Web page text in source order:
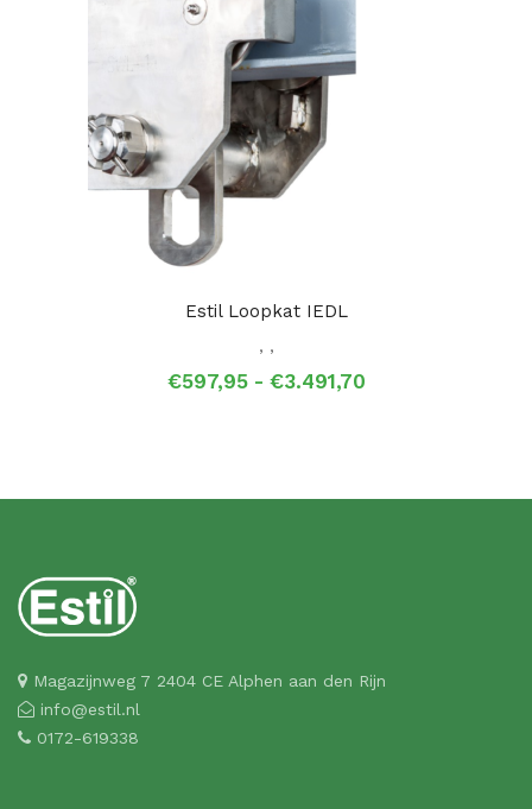
Estil Loopkat IEDL
, ,
€597,95 - €3.491,70Prijsklasse:
Magazijnweg 7 2404 CE Alphen aan den Rijn
info@estil.nl
0172-619338